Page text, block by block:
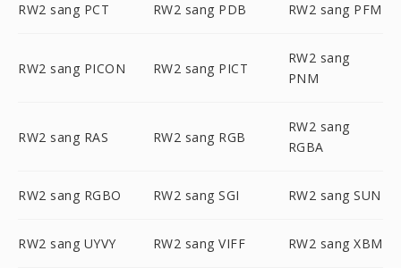
RW2 sang PCT RW2 sang PDB RW2 sang PFM
RW2 sang PICON RW2 sang PICT
RW2 sang
PNM
RW2 sang RAS RW2 sang RGB
RW2 sang
RGBA
RW2 sang RGBO RW2 sang SGI RW2 sang SUN
RW2 sang UYVY RW2 sang VIFF RW2 sang XBM